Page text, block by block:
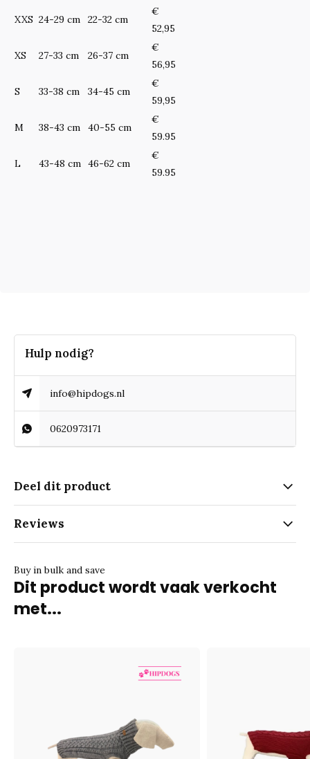
XXS 24-29 cm 22-32 cm
€
52,95
XS 27-33 cm 26-37 cm
€
56,95
S 33-38 cm 34-45 cm
€
59,95
M 38-43 cm 40-55 cm
€
59.95
L 43-48 cm 46-62 cm
€
59.95
Hulp nodig?
info@hipdogs.nl
0620973171
Deel dit product
Reviews
Buy in bulk and save
Dit product wordt vaak verkocht
met...